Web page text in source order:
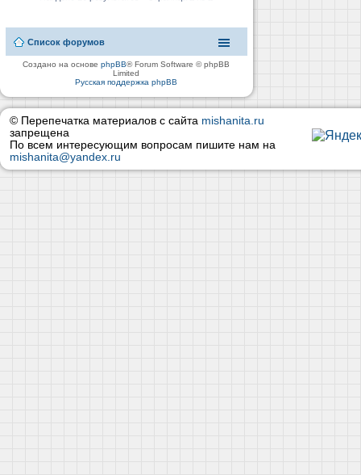
Список форумов
Создано на основеphpBB® Forum Software © phpBB
Limited
Русская поддержка phpBB
© Перепечатка материалов с сайта mishanita.ru
запрещена
По всем интересующим вопросам пишите нам на
mishanita@yandex.ru